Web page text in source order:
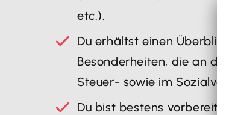
etc.).
Du erhältst einen
Besonderheiten, die an die
Steuer- sowie im
Du bist bestens